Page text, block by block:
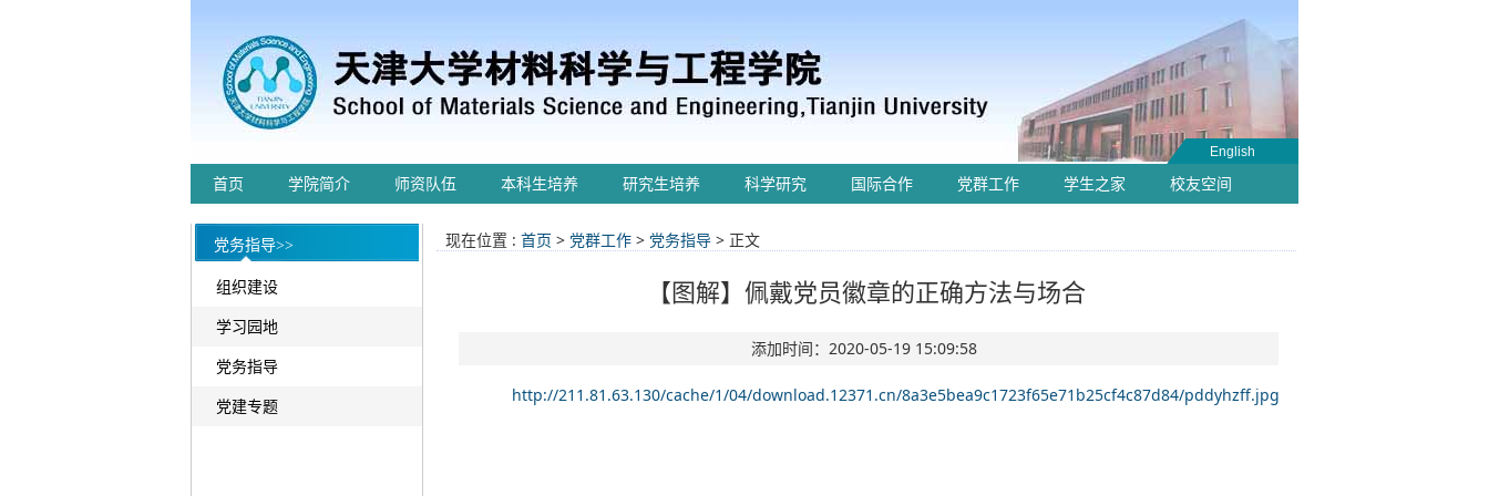
English
首页 学院简介 师资队伍 本科生培养 研究生培养 科学研究 国际合作 党群工作 学生之家 校友空间
党务指导>>
组织建设
学习园地
党务指导
党建专题
现在位置 : 首页 > 党群工作 > 党务指导 > 正文
【图解】佩戴党员徽章的正确方法与场合
添加时间：2020-05-19 15:09:58
http://211.81.63.130/cache/1/04/download.12371.cn/8a3e5bea9c1723f65e71b25cf4c87d84/pddyhzff.jpg